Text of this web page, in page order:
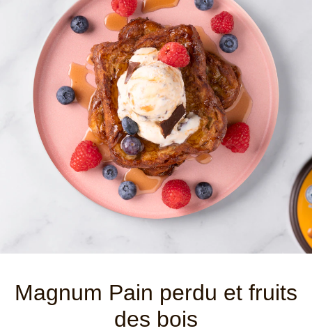
Magnum Pain perdu et fruits
des bois